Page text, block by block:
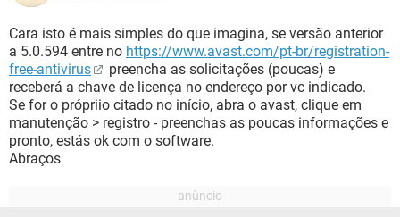
Cara isto é mais simples do que imagina, se versão anterior
a 5.0.594 entre no https://www.avast.com/pt-br/registration-
free-antivirus
preencha as solicitações (poucas) e
receberá a chave de licença no endereço por vc indicado.
Se for o própriio citado no início, abra o avast, clique em
manutenção > registro - preenchas as poucas informações e
pronto, estás ok com o software.
Abraços